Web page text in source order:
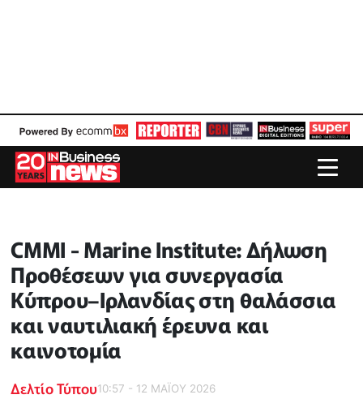
CMMI - Marine Institute: Δήλωση
Προθέσεων για συνεργασία
Κύπρου–Ιρλανδίας στη θαλάσσια
και ναυτιλιακή έρευνα και
καινοτομία
Δελτίο Τύπου10:57 - 12 ΜΑΪ́ΟΥ 2026